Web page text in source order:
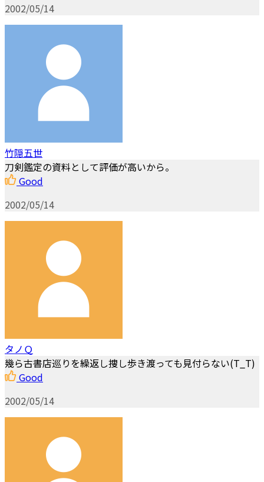
2002/05/14
竹隠五世
刀剣鑑定の資料として評価が高いから。
Good
2002/05/14
タノＱ
幾ら古書店巡りを繰返し捜し歩き渡っても見付らない(T_T)
Good
2002/05/14